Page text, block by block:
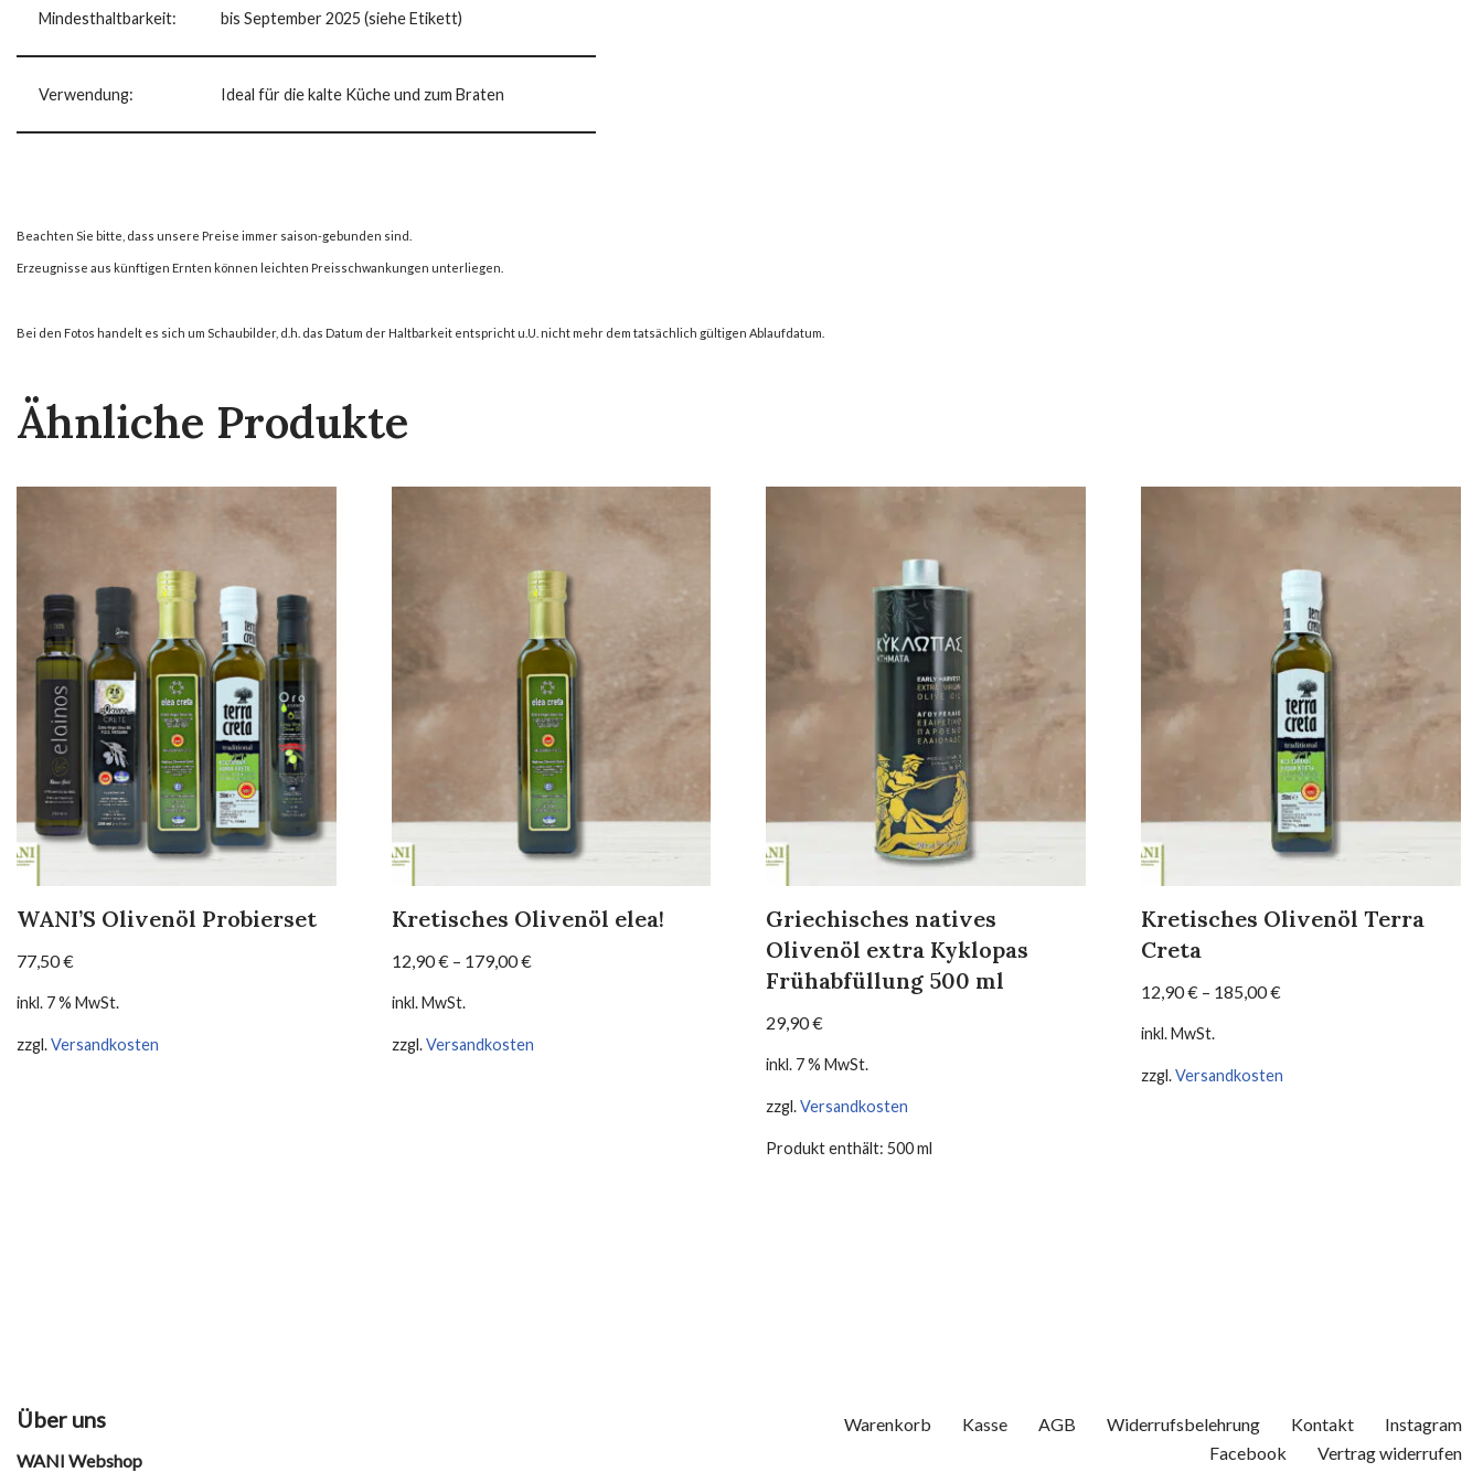
Mindesthaltbarkeit: bis September 2025 (siehe Etikett)
Verwendung: Ideal für die kalte Küche und zum Braten
Beachten Sie bitte, dass unsere Preise immer saison-gebunden sind.
Erzeugnisse aus künftigen Ernten können leichten Preisschwankungen unterliegen.
Bei den Fotos handelt es sich um Schaubilder, d.h. das Datum der Haltbarkeit entspricht u.U. nicht mehr dem tatsächlich gültigen Ablaufdatum.
Ähnliche Produkte
WANI’S Olivenöl Probierset
77,50€
inkl. 7 % MwSt.
zzgl.Versandkosten
Kretisches Olivenöl elea!
12,90€ – 179,00€
inkl. MwSt.
zzgl.Versandkosten
Griechisches natives
Olivenöl extra Kyklopas
Frühabfüllung 500 ml
29,90€
inkl. 7 % MwSt.
zzgl.Versandkosten
Produkt enthält: 500ml
Kretisches Olivenöl Terra
Creta
12,90€ – 185,00€
inkl. MwSt.
zzgl.Versandkosten
Über uns
WANI Webshop
Warenkorb Kasse AGB Widerrufsbelehrung Kontakt
Instagram
Facebook
Vertrag widerrufen